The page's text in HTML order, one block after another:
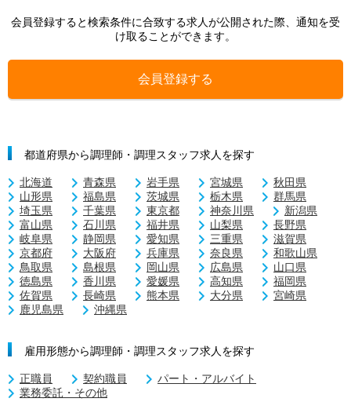
会員登録すると検索条件に合致する求人が公開された際、通知を受
け取ることができます。
会員登録する
都道府県から調理師・調理スタッフ求人を探す
北海道 青森県 岩手県 宮城県
秋田県
山形県
福島県 茨城県 栃木県
群馬県
埼玉県
千葉県 東京都 神奈川県
新潟県
富山県
石川県 福井県 山梨県
長野県
岐阜県
静岡県 愛知県 三重県
滋賀県
京都府
大阪府 兵庫県 奈良県
和歌山県
鳥取県
島根県 岡山県 広島県
山口県
徳島県
香川県 愛媛県 高知県
福岡県
佐賀県
長崎県 熊本県 大分県
宮崎県
鹿児島県
沖縄県
雇用形態から調理師・調理スタッフ求人を探す
正職員 契約職員
パート・アルバイト
業務委託・その他